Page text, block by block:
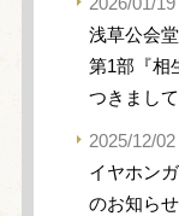
浅草公会
第1部『相
つきまして
2025/12/02
イヤホン
のお知らせ